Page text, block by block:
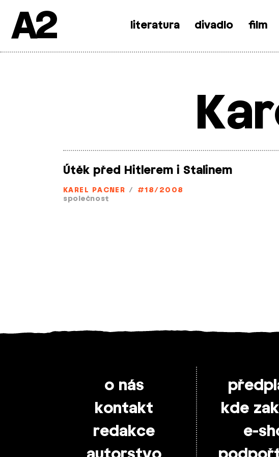
SkipA2 literatura divadlo film
Útěk před Hitlerem i Stalinem
KAREL PACNER /
#18/2008
společnost
o nás
kontakt
redakce
kde
e-